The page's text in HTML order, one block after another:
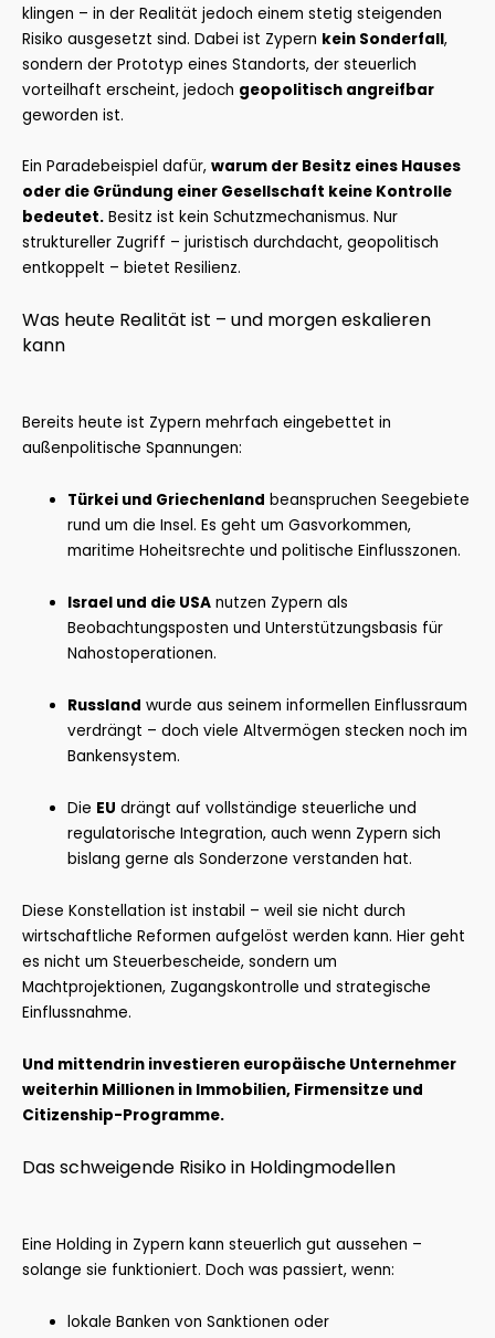
klingen – in der Realität jedoch einem stetig steigenden
Risiko ausgesetzt sind. Dabei ist Zypern kein Sonderfall,
sondern der Prototyp eines Standorts, der steuerlich
vorteilhaft erscheint, jedoch geopolitisch angreifbar
geworden ist.
Ein Paradebeispiel dafür, warum der Besitz eines Hauses
oder die Gründung einer Gesellschaft keine Kontrolle
bedeutet. Besitz ist kein Schutzmechanismus. Nur
struktureller Zugriff – juristisch durchdacht, geopolitisch
entkoppelt – bietet Resilienz.
Was heute Realität ist – und morgen eskalieren
kann
Bereits heute ist Zypern mehrfach eingebettet in
außenpolitische Spannungen:
Türkei und Griechenland beanspruchen Seegebiete
rund um die Insel. Es geht um Gasvorkommen,
maritime Hoheitsrechte und politische Einflusszonen.
Israel und die USA nutzen Zypern als
Beobachtungsposten und Unterstützungsbasis für
Nahostoperationen.
Russland wurde aus seinem informellen Einflussraum
verdrängt – doch viele Altvermögen stecken noch im
Bankensystem.
Die EU drängt auf vollständige steuerliche und
regulatorische Integration, auch wenn Zypern sich
bislang gerne als Sonderzone verstanden hat.
Diese Konstellation ist instabil – weil sie nicht durch
wirtschaftliche Reformen aufgelöst werden kann. Hier geht
es nicht um Steuerbescheide, sondern um
Machtprojektionen, Zugangskontrolle und strategische
Einflussnahme.
Und mittendrin investieren europäische Unternehmer
weiterhin Millionen in Immobilien, Firmensitze und
Citizenship-Programme.
Das schweigende Risiko in Holdingmodellen
Eine Holding in Zypern kann steuerlich gut aussehen –
solange sie funktioniert. Doch was passiert, wenn:
lokale Banken von Sanktionen oder